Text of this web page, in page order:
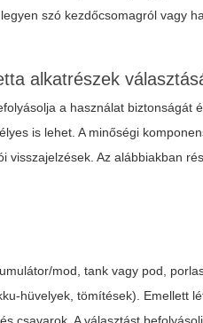
szó kezdőcsomagról vagy
alkatrészek
a használat biztonságát
is lehet. A minőségi
Az alábbiakban
mod, tank vagy pod,
hüvelyek, tömítések). Emellett